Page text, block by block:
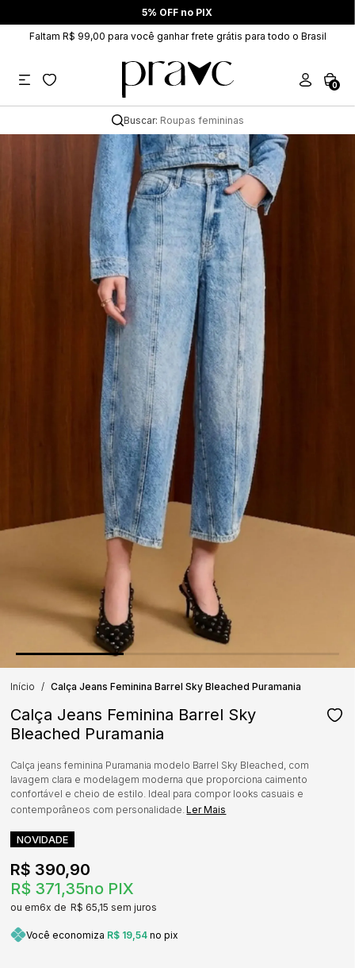
5% OFF no PIX
Faltam R$ 99,00 para você ganhar frete grátis para todo o Brasil
0
Buscar: Roupas femininas
Início Calça Jeans Feminina Barrel Sky Bleached Puramania
Calça Jeans Feminina Barrel Sky
Bleached Puramania
Calça jeans feminina Puramania modelo Barrel Sky Bleached, com
lavagem clara e modelagem moderna que proporciona caimento
confortável e cheio de estilo. Ideal para compor looks casuais e
contemporâneos com personalidade.Ler Mais
NOVIDADE
R$ 371,35no PIX
R$ 390,90
6x R$ 65,15sem juros
Você economiza R$ 19,54 no pix